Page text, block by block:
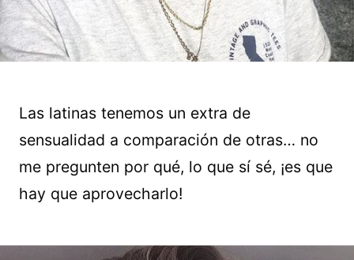
Las latinas tenemos un extra de
sensualidad a comparación de otras… no
me pregunten por qué, lo que sí sé, ¡es que
hay que aprovecharlo!